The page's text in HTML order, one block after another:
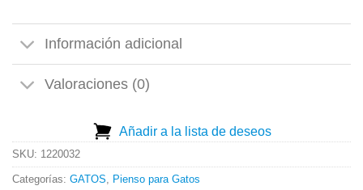
Información adicional
Valoraciones (0)
Añadir a la lista de deseos
SKU: 1220032
Categorías: GATOS Pienso para Gatos